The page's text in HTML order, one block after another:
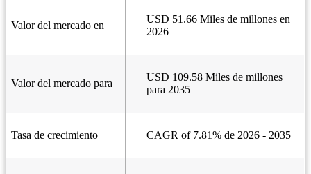
Valor del mercado en
USD 51.66 Miles de millones en
2026
Valor del mercado para
USD 109.58 Miles de millones
para 2035
Tasa de crecimiento CAGR of 7.81% de 2026 - 2035